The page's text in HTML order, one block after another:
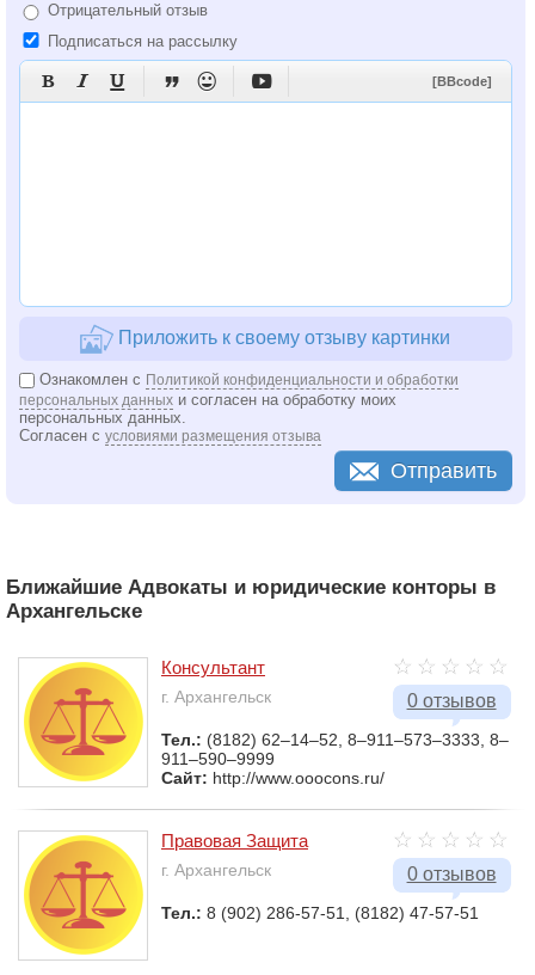
Отрицательный отзыв
Подписаться на рассылку
      [BBcode]
Приложить к своему отзыву картинки
Ознакомлен с Политикой конфиденциальности и обработки
персональных данных и согласен на обработку моих
персональных данных.
Согласен с условиями размещения отзыва
Отправить
Ближайшие Адвокаты и юридические конторы в
Архангельске
0 отзывов
Консультант
г. Архангельск
Тел.: (8182) 62–14–52, 8–911–573–3333, 8–
911–590–9999
Сайт: http://www.ooocons.ru/
0 отзывов
Правовая Защита
г. Архангельск
Тел.: 8 (902) 286-57-51, (8182) 47-57-51